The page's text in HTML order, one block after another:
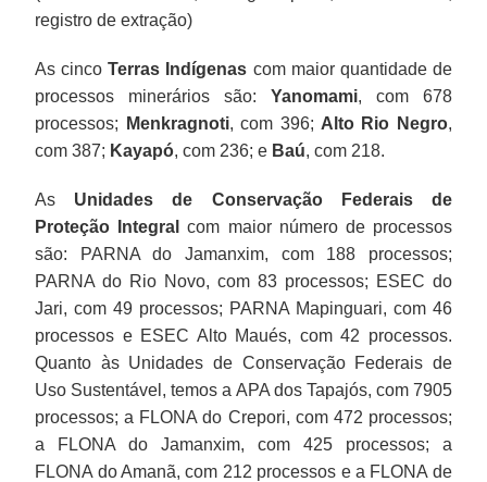
registro de extração)
As cincoTerras Indígenas com maior quantidade de
processos minerários são: Yanomami, com 678
processos;
Menkragnoti, com 396; Alto Rio Negro,
com 387; Kayapó, com 236; e Baú, com 218.
As Unidades de Conservação Federais de
Proteção Integral
com maior número de processos
são: PARNA do Jamanxim, com 188 processos;
PARNA do Rio Novo, com 83 processos; ESEC do
Jari, com 49 processos; PARNA Mapinguari, com 46
processos e ESEC Alto Maués, com 42 processos.
Quanto às Unidades de Conservação Federais de
Uso Sustentável, temos a APA dos Tapajós, com 7905
processos; a FLONA do Crepori, com 472 processos;
a FLONA do Jamanxim, com 425 processos; a
FLONA do Amanã, com 212 processos e a FLONA de